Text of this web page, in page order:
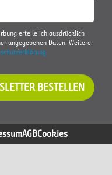
erteile ich ausdrücklich
angegebenen Daten. Weitere
BESTELLEN
AGBCookies